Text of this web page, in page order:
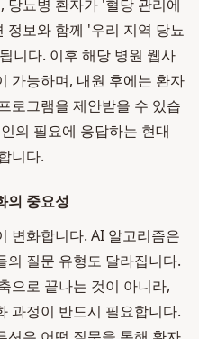
당뇨병 환자가 '혈당 관리에
정보와 함께 '우리 지역 당뇨
니다. 이후 해당 병원 웹사
가능하며, 내원 후에는 환자
로그램을 제안받을 수 있습
의 필요에 응답하는 현대
니다.
의 중요성
변화합니다. AI 알고리즘은
의 질문 유형도 달라집니다.
으로 끝나는 것이 아니라,
과정이 반드시 필요합니다.